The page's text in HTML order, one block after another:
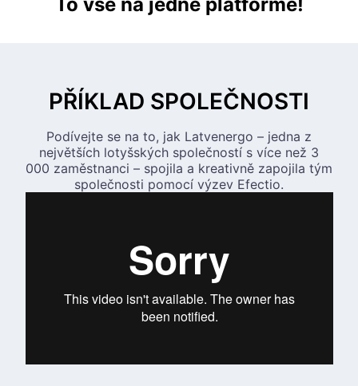
PŘÍKLAD SPOLEČNOSTI
Podívejte se na to, jak Latvenergo – jedna z
největších lotyšských společností s více než 3
000 zaměstnanci – spojila a kreativně zapojila tým
společnosti pomocí výzev Efectio.